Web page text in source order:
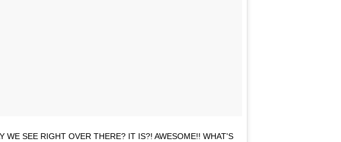
WE SEE RIGHT OVER THERE? IT IS?! AWESOME!! WHAT'S